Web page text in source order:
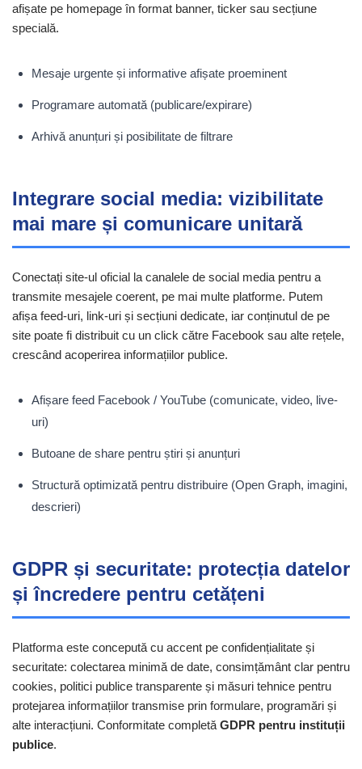
afișate pe homepage în format banner, ticker sau secțiune
specială.
Mesaje urgente și informative afișate proeminent
Programare automată (publicare/expirare)
Arhivă anunțuri și posibilitate de filtrare
Integrare social media: vizibilitate
mai mare și comunicare unitară
Conectați site-ul oficial la canalele de social media pentru a
transmite mesajele coerent, pe mai multe platforme. Putem
afișa feed-uri, link-uri și secțiuni dedicate, iar conținutul de pe
site poate fi distribuit cu un click către Facebook sau alte rețele,
crescând acoperirea informațiilor publice.
Afișare feed Facebook / YouTube (comunicate, video, live-
uri)
Butoane de share pentru știri și anunțuri
Structură optimizată pentru distribuire (Open Graph, imagini,
descrieri)
GDPR și securitate: protecția datelor
și încredere pentru cetățeni
Platforma este concepută cu accent pe confidențialitate și
securitate: colectarea minimă de date, consimțământ clar pentru
cookies, politici publice transparente și măsuri tehnice pentru
protejarea informațiilor transmise prin formulare, programări și
alte interacțiuni. Conformitate completă GDPR pentru instituții
publice.